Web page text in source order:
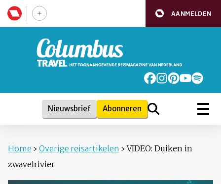
AANMELDEN
Nieuwsbrief Abonneren
Home › Overige reisartikelen › VIDEO: Duiken in
zwavelrivier